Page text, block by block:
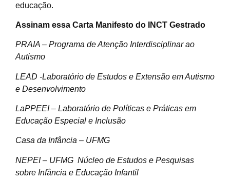
educação.
Assinam essa Carta Manifesto do INCT Gestrado
PRAIA – Programa de Atenção Interdisciplinar ao
Autismo
LEAD -Laboratório de Estudos e Extensão em Autismo
e Desenvolvimento
LaPPEEI – Laboratório de Políticas e Práticas em
Educação Especial e Inclusão
Casa da Infância – UFMG
NEPEI – UFMG Núcleo de Estudos e Pesquisas
sobre Infância e Educação Infantil